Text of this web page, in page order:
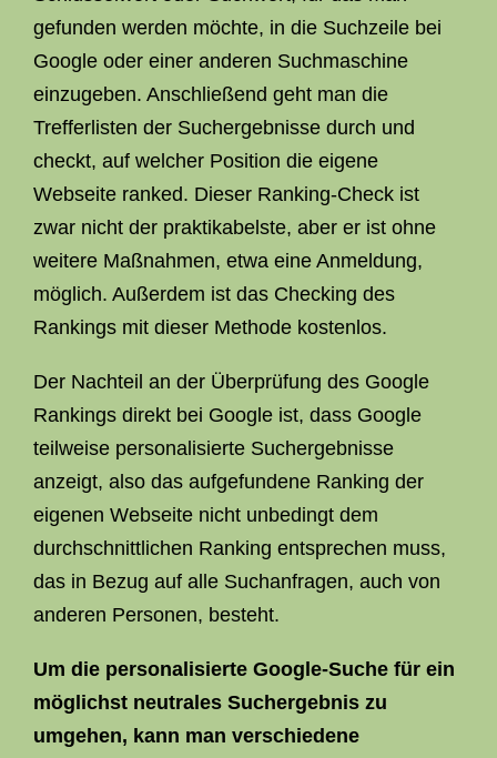
gefunden werden möchte, in die Suchzeile bei
Google oder einer anderen Suchmaschine
einzugeben. Anschließend geht man die
Trefferlisten der Suchergebnisse durch und
checkt, auf welcher Position die eigene
Webseite ranked. Dieser Ranking-Check ist
zwar nicht der praktikabelste, aber er ist ohne
weitere Maßnahmen, etwa eine Anmeldung,
möglich. Außerdem ist das Checking des
Rankings mit dieser Methode kostenlos.
Der Nachteil an der Überprüfung des Google
Rankings direkt bei Google ist, dass Google
teilweise personalisierte Suchergebnisse
anzeigt, also das aufgefundene Ranking der
eigenen Webseite nicht unbedingt dem
durchschnittlichen Ranking entsprechen muss,
das in Bezug auf alle Suchanfragen, auch von
anderen Personen, besteht.
Um die personalisierte Google-Suche für ein
möglichst neutrales Suchergebnis zu
umgehen, kann man verschiedene